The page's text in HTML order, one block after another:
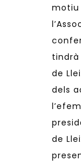
motiu
tindrà
de
dels
de